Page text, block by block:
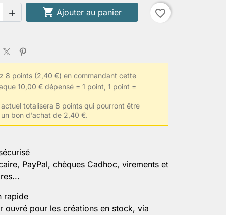
la personnalisation
  Ajouter au panier favorite_border
8 points (2,40 €) en commandant cette
10,00 € dépensé = 1 point, 1 point =
totalisera 8 points qui pourront être
bon d'achat de 2,40 €.
PayPal, chèques Cadhoc, virements et
rapide
ouvré pour les créations en stock, via